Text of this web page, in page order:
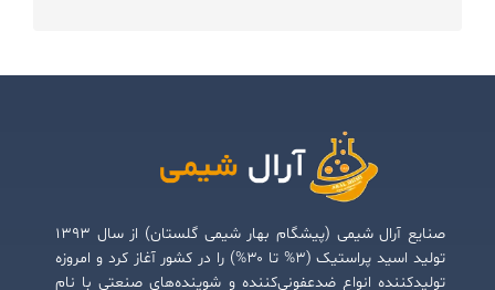
صنایع آرال شیمی (پیشگام بهار شیمی گلستان) از سال ۱۳۹۳
تولید اسید پراستیک (۳% تا ۳۰%) را در کشور آغاز کرد و امروزه
تولیدکننده انواع ضدعفونی‌کننده و شوینده‌های صنعتی با نام